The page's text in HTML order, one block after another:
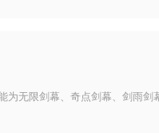
为无限剑幕、奇点剑幕、剑雨